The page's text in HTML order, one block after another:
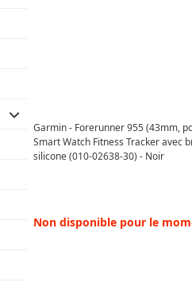
Garmin - Forerunner 955 (43mm,
Smart Watch Fitness Tracker avec
silicone (010-02638-30) - Noir
Non disponible pour le